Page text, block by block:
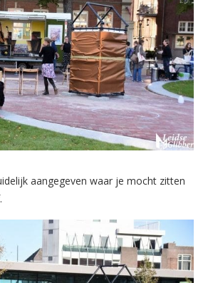
aangegeven waar je mocht zitten